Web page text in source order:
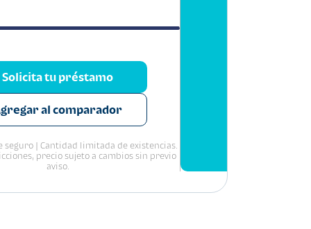
Solicita tu préstamo
al comparador
seguro | Cantidad limitada de existencias.
precio sujeto a cambios sin previo
aviso.